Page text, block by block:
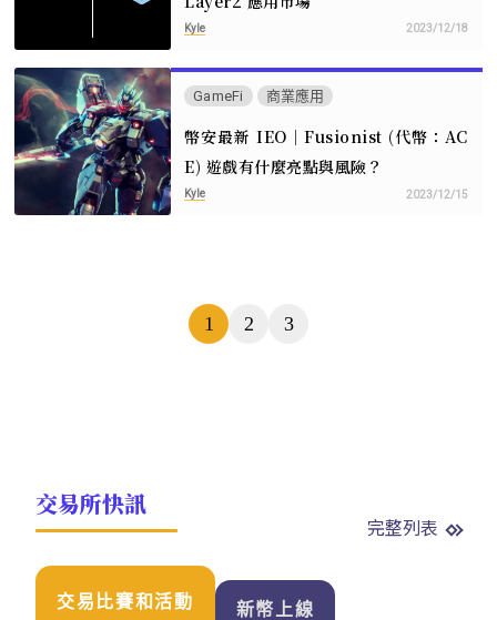
Kyle 2023/12/18
GameFi 商業應用
幣安最新 IEO｜Fusionist (代幣：AC
E) 遊戲有什麼亮點與風險？
Kyle 2023/12/15
1 2 3
交易所快訊
完整列表
交易比賽和活動 新幣上線